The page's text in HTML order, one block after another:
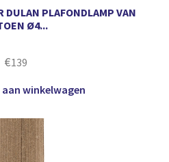
DULAN PLAFONDLAMP VAN
Ø4...
€139
winkelwagen